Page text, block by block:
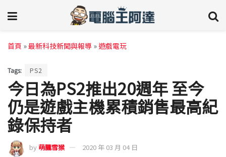
首頁 »最新科技新聞與報導 »遊戲電玩
Tags: PS2
今日為PS2推出20週年 至今
仍是遊戲主機累積銷售最高紀
錄保持者
by 萌朧雪猴 2020 年 03 月 04 日